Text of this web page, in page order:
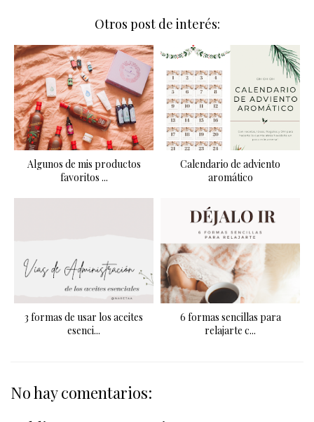
Otros post de interés:
Algunos de mis productos
favoritos ...
Calendario de adviento
aromático
3 formas de usar los aceites
esenci...
6 formas sencillas para
relajarte c...
No hay comentarios: